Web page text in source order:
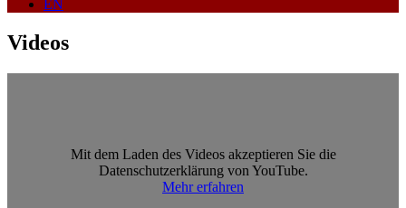
EN
Videos
Mit dem Laden des Videos akzeptieren Sie die
Datenschutzerklärung von YouTube.
Mehr erfahren